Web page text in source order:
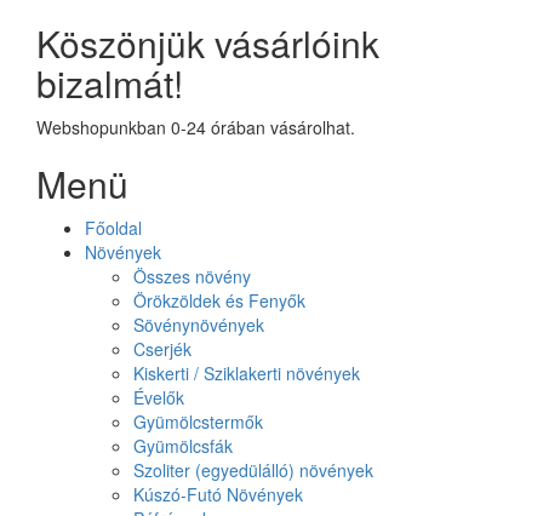
Köszönjük vásárlóink
bizalmát!
Webshopunkban 0-24 órában vásárolhat.
Menü
Főoldal
Növények
Összes növény
Örökzöldek és Fenyők
Sövénynövények
Cserjék
Kiskerti / Sziklakerti növények
Évelők
Gyümölcstermők
Gyümölcsfák
Szoliter (egyedülálló) növények
Kúszó-Futó Növények